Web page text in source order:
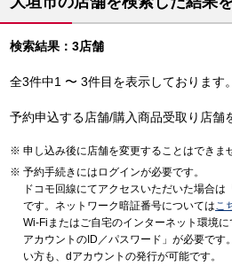
検索結果：3店舗
全3件中1 〜 3件目を表示しております
予約申込する店舗/購入商品受取り店舗
申し込み後に店舗を変更することはできま
予約手続きにはログインが必要です。
ドコモ回線にてアクセスいただいた場合
です。ネットワーク暗証番号についてはこ
Wi-Fiまたはご自宅のインターネット環境
アカウントのID／パスワード」が必要です
い方も、dアカウントの発行が可能です。